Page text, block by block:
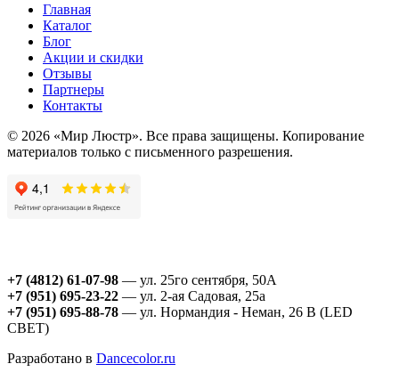
Главная
Каталог
Блог
Акции и скидки
Отзывы
Партнеры
Контакты
© 2026 «Мир Люстр». Все права защищены. Копирование
материалов только с письменного разрешения.
+7 (4812) 61-07-98 — ул. 25го сентября, 50А
+7 (951) 695-23-22 — ул. 2-ая Садовая, 25а
+7 (951) 695-88-78 — ул. Нормандия - Неман, 26 В (LED
СВЕТ)
Разработано в Dancecolor.ru